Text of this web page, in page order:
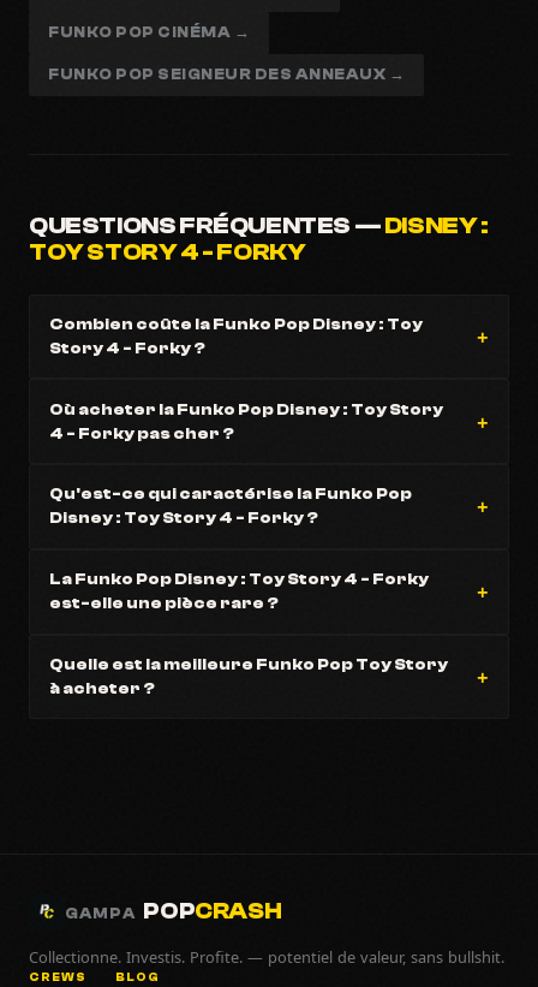
FUNKO POP CINÉMA →
FUNKO POP SEIGNEUR DES ANNEAUX →
QUESTIONS FRÉQUENTES —DISNEY :
TOY STORY 4 - FORKY
Combien coûte la Funko Pop Disney : Toy
Story 4 - Forky ?
Où acheter la Funko Pop Disney : Toy Story
4 - Forky pas cher ?
Qu'est-ce qui caractérise la Funko Pop
Disney : Toy Story 4 - Forky ?
La Funko Pop Disney : Toy Story 4 - Forky
est-elle une pièce rare ?
Quelle est la meilleure Funko Pop Toy Story
à acheter ?
GAMPA POPCRASH
Collectionne. Investis. Profite. — potentiel de valeur, sans bullshit.
CREWS BLOG